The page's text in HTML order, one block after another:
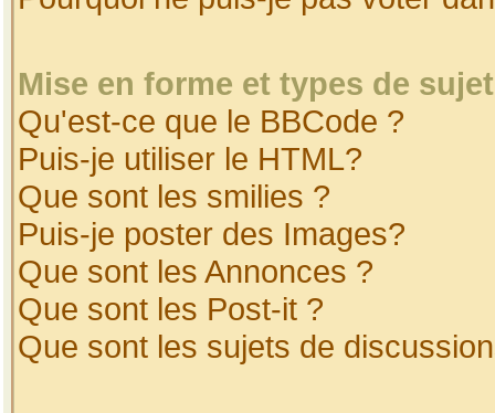
Mise en forme et types de
Qu'est-ce que le BBCode ?
Puis-je utiliser le HTML?
Que sont les smilies ?
Puis-je poster des Images?
Que sont les Annonces ?
Que sont les Post-it ?
Que sont les sujets de